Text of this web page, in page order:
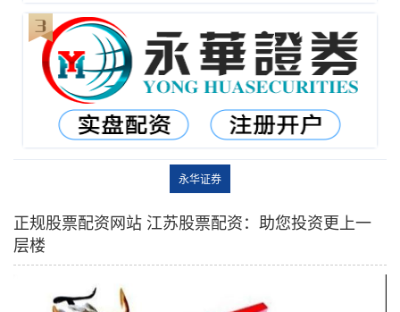
永华证券
正规股票配资网站 江苏股票配资：助您投资更上一
层楼